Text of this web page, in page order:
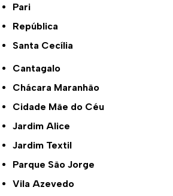
Pari
República
Santa Cecília
Cantagalo
Chácara Maranhão
Cidade Mãe do Céu
Jardim Alice
Jardim Textil
Parque São Jorge
Vila Azevedo